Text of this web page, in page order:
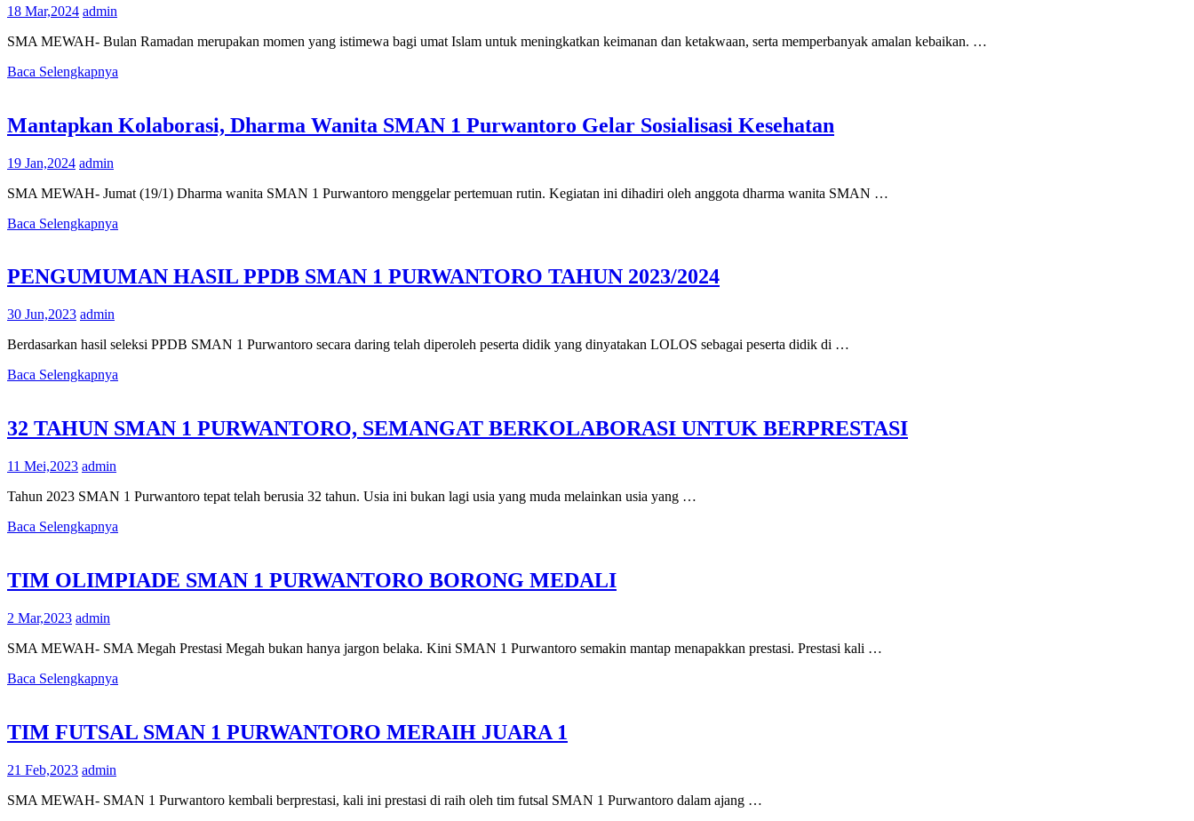
18 Mar,2024 admin
SMA MEWAH- Bulan Ramadan merupakan momen yang istimewa bagi umat Islam untuk meningkatkan keimanan dan ketakwaan, serta memperbanyak amalan kebaikan. …
Baca Selengkapnya
Mantapkan Kolaborasi, Dharma Wanita SMAN 1 Purwantoro Gelar Sosialisasi Kesehatan
19 Jan,2024 admin
SMA MEWAH- Jumat (19/1) Dharma wanita SMAN 1 Purwantoro menggelar pertemuan rutin. Kegiatan ini dihadiri oleh anggota dharma wanita SMAN …
Baca Selengkapnya
PENGUMUMAN HASIL PPDB SMAN 1 PURWANTORO TAHUN 2023/2024
30 Jun,2023 admin
Berdasarkan hasil seleksi PPDB SMAN 1 Purwantoro secara daring telah diperoleh peserta didik yang dinyatakan LOLOS sebagai peserta didik di …
Baca Selengkapnya
32 TAHUN SMAN 1 PURWANTORO, SEMANGAT BERKOLABORASI UNTUK BERPRESTASI
11 Mei,2023 admin
Tahun 2023 SMAN 1 Purwantoro tepat telah berusia 32 tahun. Usia ini bukan lagi usia yang muda melainkan usia yang …
Baca Selengkapnya
TIM OLIMPIADE SMAN 1 PURWANTORO BORONG MEDALI
2 Mar,2023 admin
SMA MEWAH- SMA Megah Prestasi Megah bukan hanya jargon belaka. Kini SMAN 1 Purwantoro semakin mantap menapakkan prestasi. Prestasi kali …
Baca Selengkapnya
TIM FUTSAL SMAN 1 PURWANTORO MERAIH JUARA 1
21 Feb,2023 admin
SMA MEWAH- SMAN 1 Purwantoro kembali berprestasi, kali ini prestasi di raih oleh tim futsal SMAN 1 Purwantoro dalam ajang …